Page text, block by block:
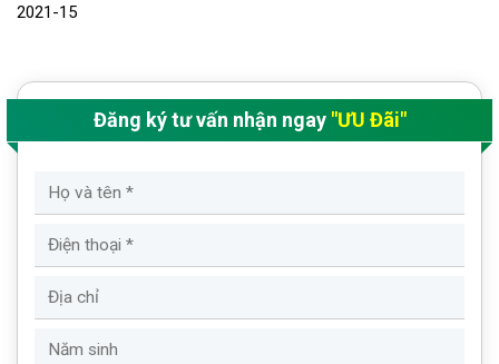
2021-15
Đăng ký tư vấn nhận ngay "ƯU Đãi"